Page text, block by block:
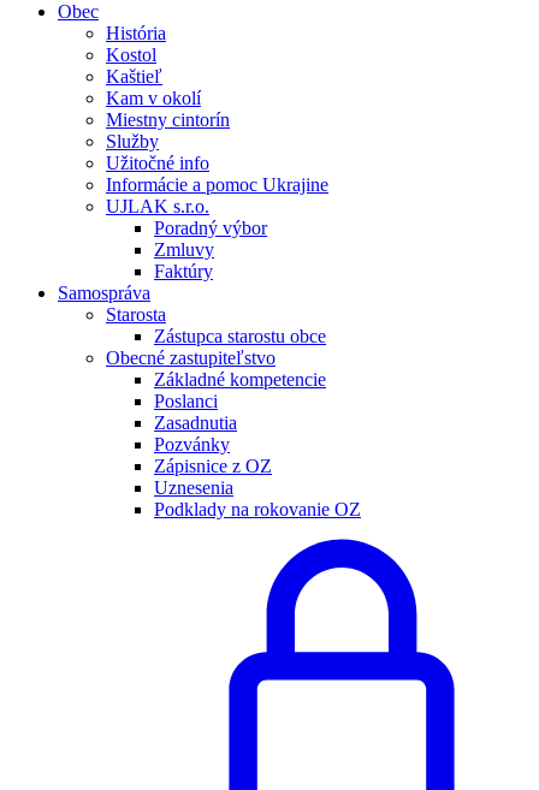
Obec
História
Kostol
Kaštieľ
Kam v okolí
Miestny cintorín
Služby
Užitočné info
Informácie a pomoc Ukrajine
UJLAK s.r.o.
Poradný výbor
Zmluvy
Faktúry
Samospráva
Starosta
Zástupca starostu obce
Obecné zastupiteľstvo
Základné kompetencie
Poslanci
Zasadnutia
Pozvánky
Zápisnice z OZ
Uznesenia
Podklady na rokovanie OZ